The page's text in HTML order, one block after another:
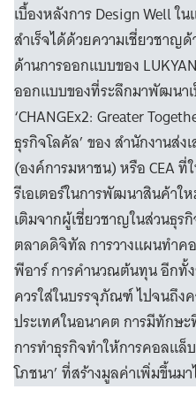
เบื้องหลังการ Design Well ใ
สำเร็จได้ด้วยความเชี่ยวชาญ
ด้านการออกแบบของ
ออกแบบของที่ระลึกมาพัฒนา
‘CHANGEx2: Greater
ธุรกิจโลคัล’ ของ สำนักงานส่ง
(องค์การมหาชน) หรือ CEA
รีเอเตอร์ในการพัฒนาสินค้าใ
เติมจากผู้เชี่ยวชาญในส่วนธุร
ตลาดดิจิทัล การวางแผนทำค
พีอาร์ การคำนวณต้นทุน อีกทั้
ควรใส่ในบรรจุภัณฑ์ ไปจนถึง
ประเทศในอนาคต การมีทักษ
การทำธุรกิจทำให้การคอลแล็
โภชนา’ ที่สร้างมูลค่าเพิ่มขึ้นม